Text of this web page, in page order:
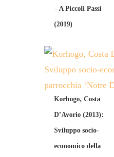
– A Piccoli Passi
(2019)
Korhogo, Costa
D’Avorio (2013):
Sviluppo socio-
economico della